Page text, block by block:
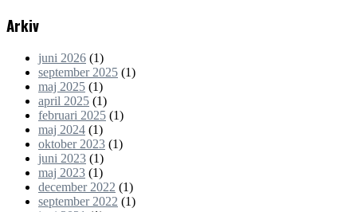
Arkiv
juni 2026 (1)
september 2025 (1)
maj 2025 (1)
april 2025 (1)
februari 2025 (1)
maj 2024 (1)
oktober 2023 (1)
juni 2023 (1)
maj 2023 (1)
december 2022 (1)
september 2022 (1)